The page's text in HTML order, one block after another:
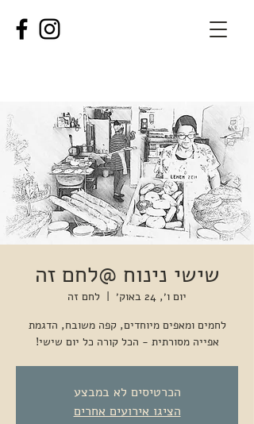
שישי נינוח @לחם זה
יום ו׳, 24 באוק׳
  |
לחם זה
לחמים ומאפים מיוחדים, קפה משובח, הדגמת
אפייה מסורתית - הכל קורה כל יום שישי!
הכרטיסים לא במבצע
הציגו אירועים אחרים